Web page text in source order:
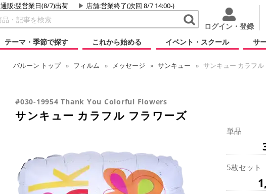
通販:翌営業日(8/7)出荷 店舗:営業終了(次回 8/7 14:00-)
ログイン・登録
テーマ・季節で探す
これから始める イベント・スクール サ
バルーン トップ フィルム メッセージ サンキュー サンキュー カラフ
#030-19954 Thank You Colorful Flowers
サンキュー カラフル フラワーズ
単品
5枚セット